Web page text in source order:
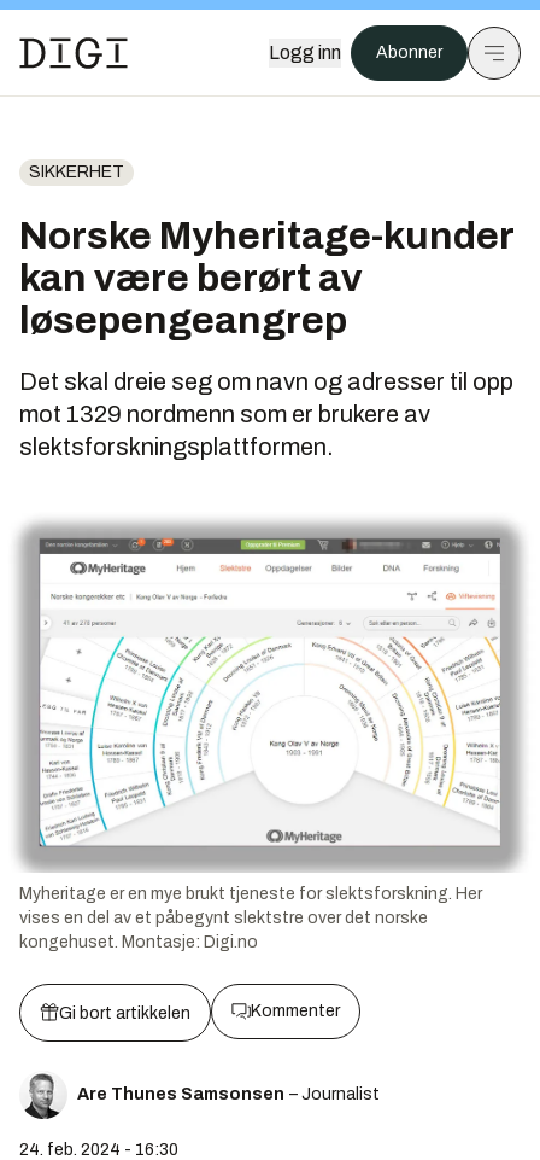
Logg inn Abonner
SIKKERHET
Norske Myheritage-kunder
kan være berørt av
løsepengeangrep
Det skal dreie seg om navn og adresser til opp
mot 1329 nordmenn som er brukere av
slektsforskningsplattformen.
Myheritage er en mye brukt tjeneste for slektsforskning. Her
vises en del av et påbegynt slektstre over det norske
kongehuset. Montasje: Digi.no
Gi bort artikkelen Kommenter
Are Thunes Samsonsen – Journalist
24. feb. 2024 - 16:30